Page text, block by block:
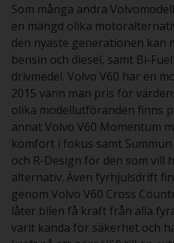
Som många andra
en mängd olika
den nyaste generationen kan
bensin och diesel, samt Bi-
drivmedel. Volvo V60 har en
2015 vann man pris för
olika modellutföranden finns
annat Volvo V60 Momentum
komfort i fokus samt
och R-Design för den som vill
alternativ. Även fyrhjulsdrift
genom Volvo V60 Cross
låter bilen få kraft från alla
varit kända för säkerhet och